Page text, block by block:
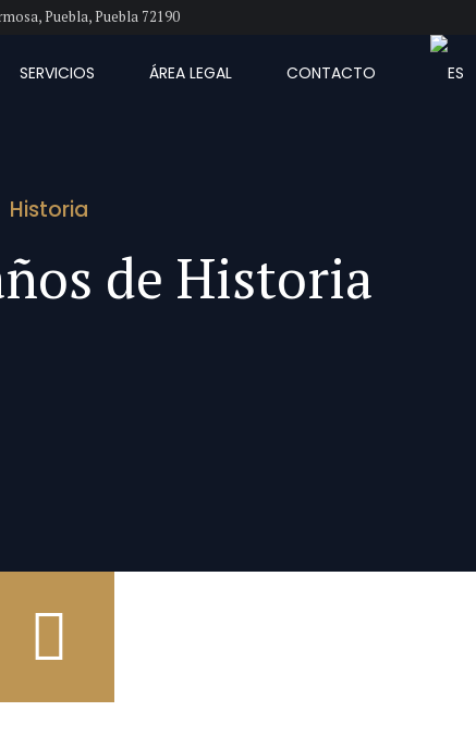
Puebla, Puebla 72190
SERVICIOS ÁREA LEGAL CONTACTO
Historia
de Historia